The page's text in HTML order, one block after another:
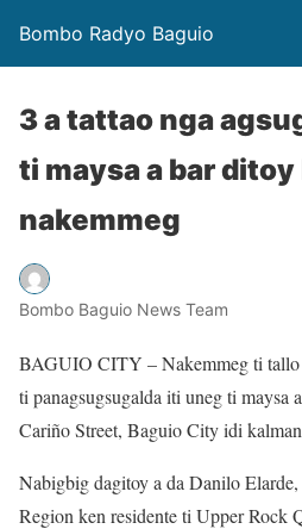
Bombo Radyo Baguio
3 a tattao nga
ti maysa a bar
nakemmeg
Bombo Baguio News Team
BAGUIO CITY – Nakemmeg ti tallo
ti panagsugsugalda iti uneg ti maysa
Cariño Street, Baguio City idi
Nabigbig dagitoy a da Danilo
Region ken residente ti Upper Rock